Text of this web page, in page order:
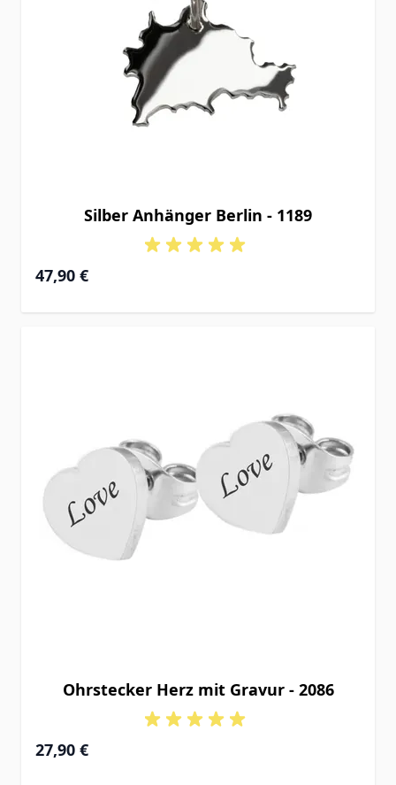
Silber Anhänger Berlin - 1189
47,90 €
Ohrstecker Herz mit Gravur - 2086
27,90 €